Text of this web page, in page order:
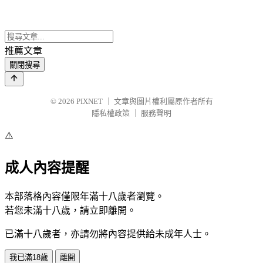
推薦文章
關閉搜尋
© 2026 PIXNET
文章與圖片權利屬原作者所有
隱私權政策
服務聲明
⚠️
成人內容提醒
本部落格內容僅限年滿十八歲者瀏覽。
若您未滿十八歲，請立即離開。
已滿十八歲者，亦請勿將內容提供給未成年人士。
我已滿18歲 離開